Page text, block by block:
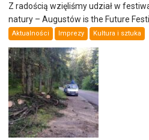
Z radością wzięliśmy udział w
natury – Augustów is the Future
Aktualności Imprezy Kultura i sztuka